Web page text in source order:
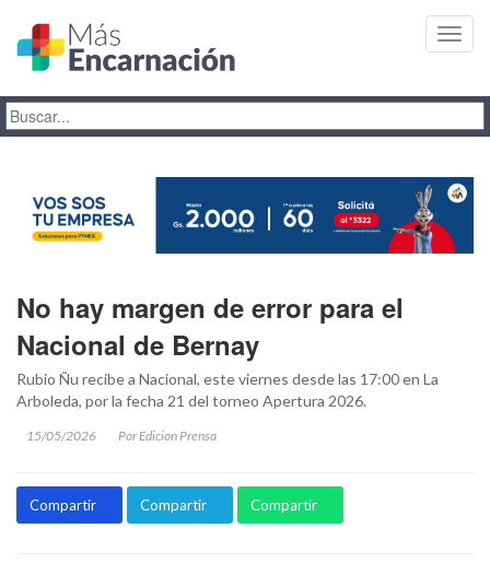
No hay margen de error para el
Nacional de Bernay
Rubio Ñu recibe a Nacional, este viernes desde las 17:00 en La
Arboleda, por la fecha 21 del torneo Apertura 2026.
15/05/2026 Por Edicion Prensa
Compartir Compartir Compartir